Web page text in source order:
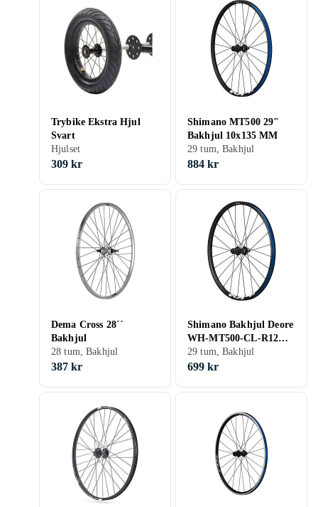
Trybike Ekstra Hjul
Svart
Hjulset
309 kr
Shimano MT500 29"
Bakhjul 10x135 MM
29 tum, Bakhjul
884 kr
Dema Cross 28´´
Bakhjul
28 tum, Bakhjul
387 kr
Shimano Bakhjul Deore
WH-MT500-CL-R12
29" CL /SRAM
29 tum, Bakhjul
699 kr